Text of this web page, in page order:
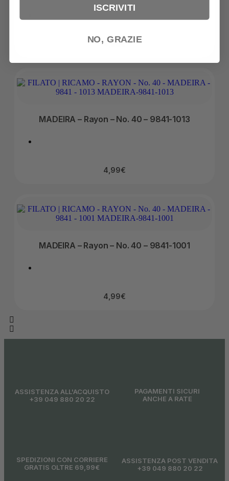
4,99€
MADEIRA – Rayon – No. 40 – 9841-1013
4,99€
MADEIRA – Rayon – No. 40 – 9841-1001
4,99€
ASSISTENZA ALL'ACQUISTO
+39 049 880 20 22
PAGAMENTI SICURI
ANCHE A RATE
SPEDIZIONI CON CORRIERE
GRATIS OLTRE 69,99€
ASSISTENZA POST VENDITA
+39 049 880 20 22
ISCRIVITI
NO, GRAZIE